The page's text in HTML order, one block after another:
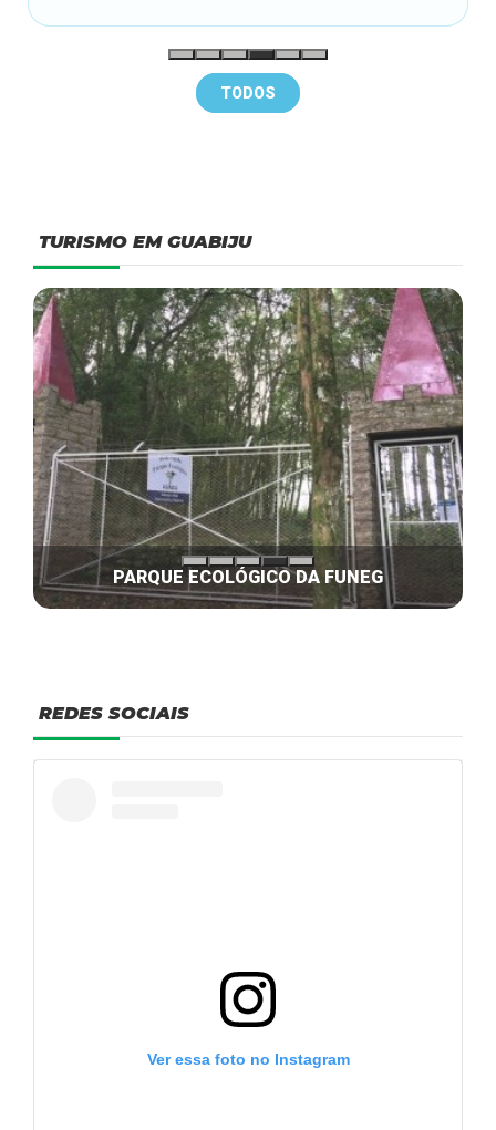
TODOS
TURISMO EM GUABIJU
PARQUE ECOLÓGICO DA FUNEG
REDES SOCIAIS
Ver essa foto no Instagram